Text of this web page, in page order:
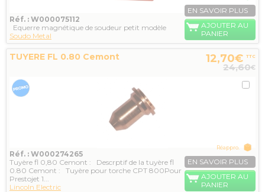
Réf. : W000075112
Equerre magnétique de soudeur petit modèle
Soudo Metal
EN SAVOIR PLUS
AJOUTER AU
PANIER
TUYERE FL 0.80 Cemont 12,70€ TTC
24,60€
Réf. : W000274265
Tuyère fl 0,80 Cemont : Descrptif de la tuyère fl
0.80 Cemont : Tuyère pour torche CPT 800Pour
Prestojet 1...
Lincoln Electric
Réappro.
EN SAVOIR PLUS
AJOUTER AU
PANIER